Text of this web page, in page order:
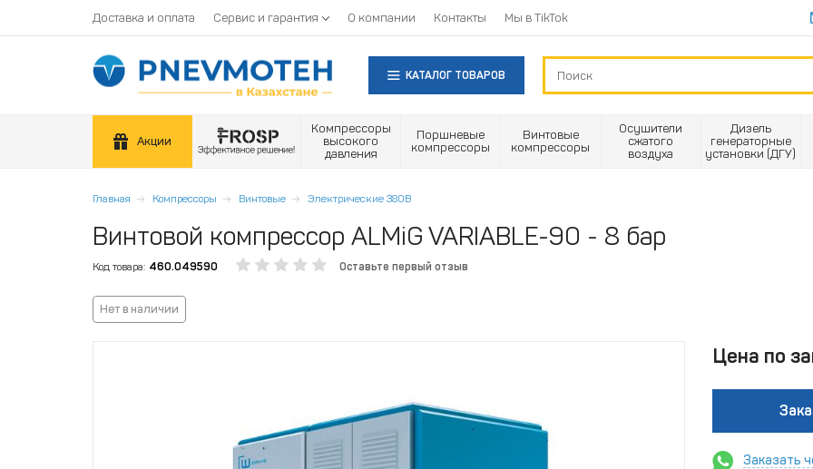
Доставка и оплата Сервис и гарантия О компании Контакты Мы в TikTok
КАТАЛОГ ТОВАРОВ
Акции
Компрессоры
высокого
давления
Поршневые
компрессоры
Винтовые
компрессоры
Осушители
сжатого
воздуха
Дизель
генераторные
установки (ДГУ)
Главная Компрессоры Винтовые Электрические 380В
Винтовой компрессор ALMiG VARIABLE-90 - 8 бар
Код товара: 460.049590 Оставьте первый отзыв
Нет в наличии
Цена по
Заказать